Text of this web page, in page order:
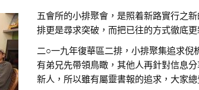
五會所的小排聚會，是照着新路實行之
排更是尋求突破，而把已往的方式徹底更
二○一九年復華區二排，小排聚集追求倪
有弟兄先帶領鳥瞰，其他人再針對信息
新人，所以雖有屬靈書報的追求，大家總